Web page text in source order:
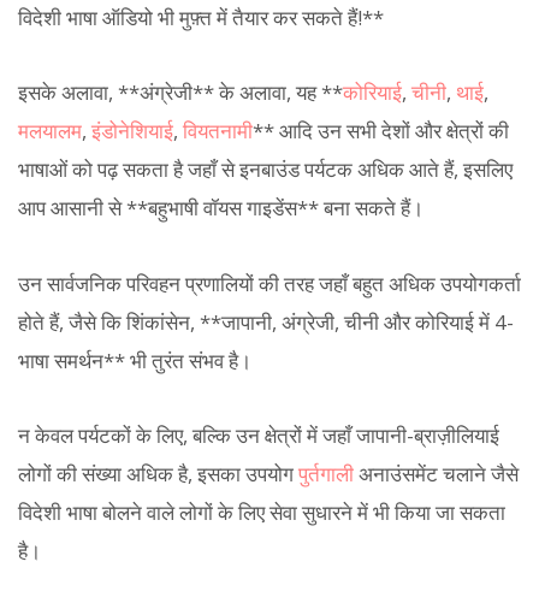
विदेशी भाषा ऑडियो भी मुफ़्त में तैयार कर सकते हैं!**
इसके अलावा, **अंग्रेजी** के अलावा, यह **कोरियाई, चीनी, थाई,
मलयालम, इंडोनेशियाई, वियतनामी** आदि उन सभी देशों और क्षेत्रों की
भाषाओं को पढ़ सकता है जहाँ से इनबाउंड पर्यटक अधिक आते हैं, इसलिए
आप आसानी से **बहुभाषी वॉयस गाइडेंस** बना सकते हैं।
उन सार्वजनिक परिवहन प्रणालियों की तरह जहाँ बहुत अधिक उपयोगकर्ता
होते हैं, जैसे कि शिंकांसेन, **जापानी, अंग्रेजी, चीनी और कोरियाई में 4-
भाषा समर्थन** भी तुरंत संभव है।
न केवल पर्यटकों के लिए, बल्कि उन क्षेत्रों में जहाँ जापानी-ब्राज़ीलियाई
लोगों की संख्या अधिक है, इसका उपयोगपुर्तगालीअनाउंसमेंट चलाने जैसे
विदेशी भाषा बोलने वाले लोगों के लिए सेवा सुधारने में भी किया जा सकता
है।